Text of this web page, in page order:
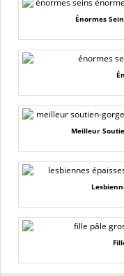
Énormes
Meilleur